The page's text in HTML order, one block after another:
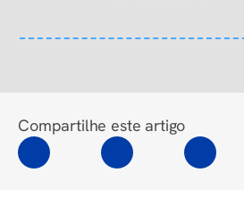
Compartilhe este artigo